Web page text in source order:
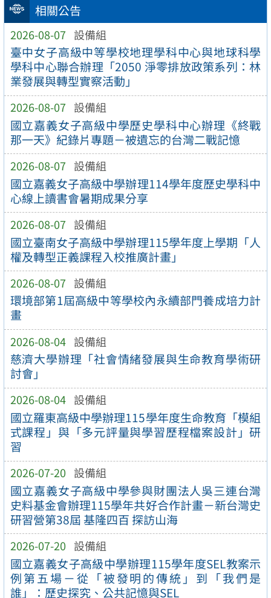
相關公告
2026-08-07 設備組
臺中女子高級中等學校地理學科中心與地球科學
學科中心聯合辦理「2050 淨零排放政策系列：林
業發展與轉型實察活動」
2026-08-07 設備組
國立嘉義女子高級中學歷史學科中心辦理《終戰
那一天》紀錄片專題－被遺忘的台灣二戰記憶
2026-08-07 設備組
國立嘉義女子高級中學辦理114學年度歷史學科中
心線上讀書會暑期成果分享
2026-08-07 設備組
國立臺南女子高級中學辦理115學年度上學期「人
權及轉型正義課程入校推廣計畫」
2026-08-07 設備組
環境部第1屆高級中等學校內永續部門養成培力計
畫
2026-08-04 設備組
慈濟大學辦理「社會情緒發展與生命教育學術研
討會」
2026-08-04 設備組
國立羅東高級中學辦理115學年度生命教育「模組
式課程」與「多元評量與學習歷程檔案設計」研
習
2026-07-20 設備組
國立嘉義女子高級中學參與財團法人吳三連台灣
史料基金會辦理115學年共好合作計畫－新台灣史
研習營第38屆 基隆四百 探訪山海
2026-07-20 設備組
國立嘉義女子高級中學辦理115學年度SEL教案示
例第五場－從「被發明的傳統」到「我們是
誰」：歷史探究、公共記憶與SEL